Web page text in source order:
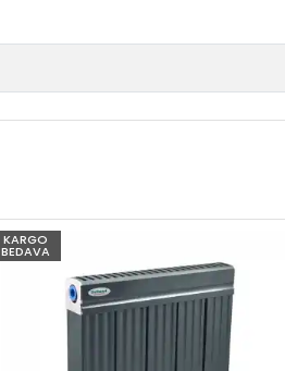
KARGO
BEDAVA